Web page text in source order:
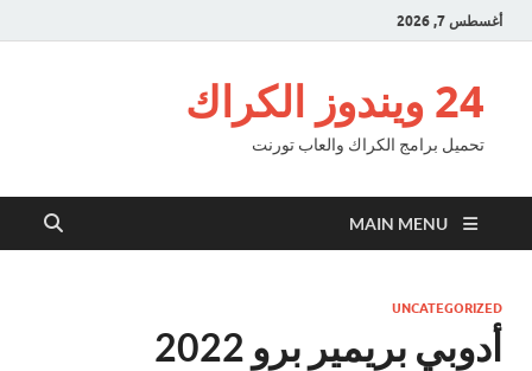
أغسطس 7, 2026
24 ويندوز الكراك
تحميل برامج الكراك والعاب تورنت
MAIN MENU
UNCATEGORIZED
أدوبي بريمير برو 2022